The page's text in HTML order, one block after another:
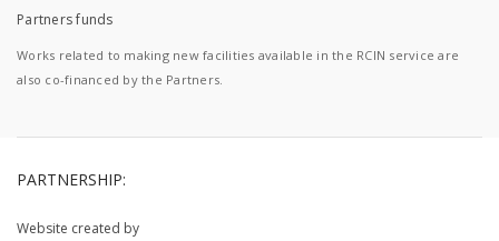
Partners funds
Works related to making new facilities available in the RCIN service are
also co-financed by the Partners.
PARTNERSHIP:
Website created by